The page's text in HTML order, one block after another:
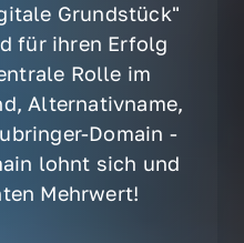
Grundstück"
für ihren Erfolg
Rolle im
Alternativname,
Domain -
lohnt sich und
Mehrwert!